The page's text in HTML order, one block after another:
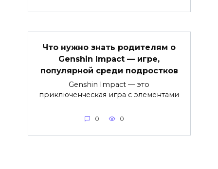
Что нужно знать родителям о
Genshin Impact — игре,
популярной среди подростков
Genshin Impact — это
приключенческая игра с элементами
0 0